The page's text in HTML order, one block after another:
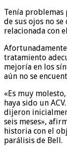
Tenía problemas
de sus ojos no
relacionada con
tratamiento
mejoría en los
aún no se
«Es muy
haya sido un
dijeron
seis meses»,
historia con el
parálisis de Bell.